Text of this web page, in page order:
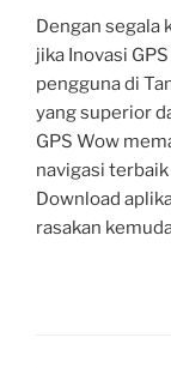
Dengan segala
jika Inovasi
pengguna di
yang superior
GPS Wow
navigasi terbaik
Download
rasakan